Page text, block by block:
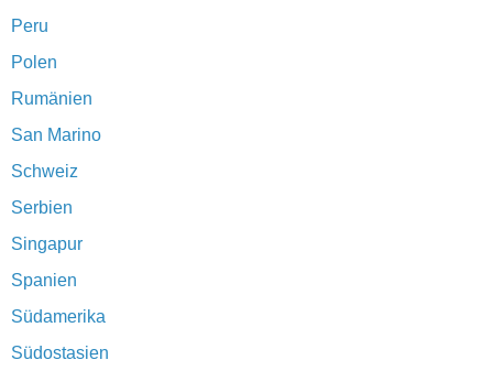
Peru
Polen
Rumänien
San Marino
Schweiz
Serbien
Singapur
Spanien
Südamerika
Südostasien